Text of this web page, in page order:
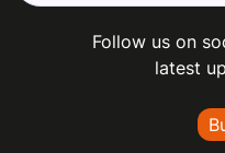
Follow us on
latest